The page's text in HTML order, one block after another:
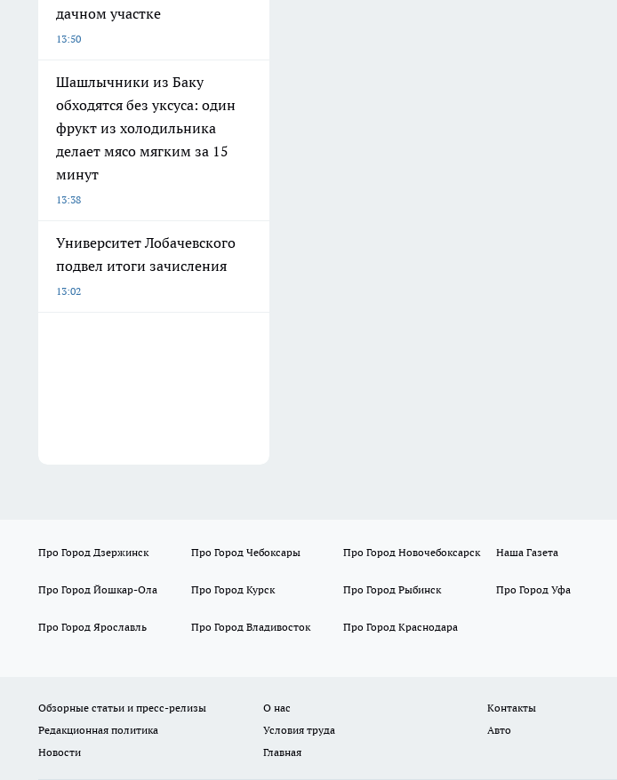
дачном участке
13:50
Шашлычники из Баку
обходятся без уксуса: один
фрукт из холодильника
делает мясо мягким за 15
минут
13:38
Университет Лобачевского
подвел итоги зачисления
13:02
Про Город Дзержинск Про Город Чебоксары Про Город Новочебоксарск Наша Газета
Про Город Йошкар-Ола Про Город Курск Про Город Рыбинск Про Город Уфа
Про Город Ярославль Про Город Владивосток Про Город Краснодара
Обзорные статьи и пресс-релизы О нас
Контакты
Редакционная политика
Условия труда
Авто
Новости
Главная